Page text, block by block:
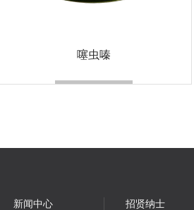
噻虫嗪
新闻中心 招贤纳士